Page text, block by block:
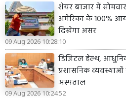
शेयर बाजार में
अमेरिका के 100%
दिखेगा असर
09 Aug 2026 10:28:10
डिजिटल हेल्थ,
प्रशासनिक
अस्पताल
09 Aug 2026 10:24:52